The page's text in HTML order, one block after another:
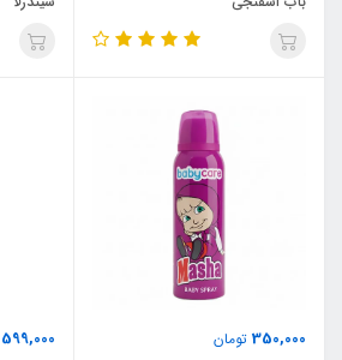
350,000 تومان
599,000